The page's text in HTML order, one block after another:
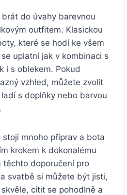
do úvahy barevnou
outfitem. Klasickou
které se hodí ke⁣ všem
uplatní jak v kombinaci s
i s oblekem. Pokud
vzhled, můžete zvolit
s doplňky nebo barvou
mnoho ⁣příprav a bota⁤
krokem k dokonalému
těchto doporučení pro
svatbě si⁢ můžete být ⁤jisti,
⁢cítit se pohodlně a